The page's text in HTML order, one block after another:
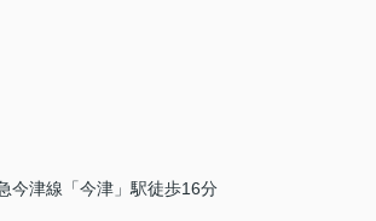
今津線「今津」駅徒歩16分